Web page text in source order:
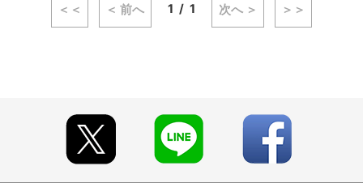
＜＜ ＜ 前へ 1 1 次へ ＞ ＞＞